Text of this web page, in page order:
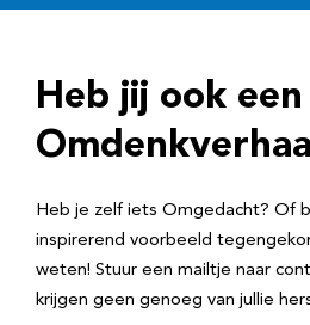
r
e
Heb jij ook een
Heb je zelf iets Omgedacht? Of
inspirerend voorbeeld
weten! Stuur een mailtje naar
krijgen geen genoeg van jullie